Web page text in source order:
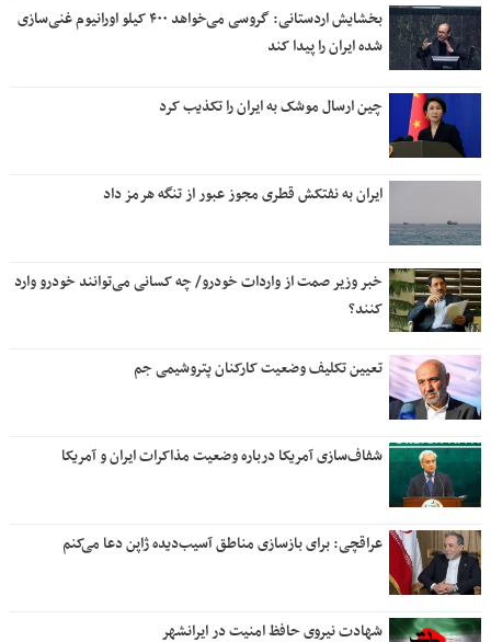
بخشایش اردستانی: گروسی می‌خواهد ۴۰۰ کیلو اورانیوم غنی‌سازی
شده ایران را پیدا کند
چین ارسال موشک به ایران را تکذیب کرد
ایران به نفتکش قطری مجوز عبور از تنگه هرمز داد
خبر وزیر صمت از واردات خودرو/ چه کسانی می‌توانند خودرو وارد
کنند؟
تعیین تکلیف وضعیت کارکنان پتروشیمی جم
شفاف‌سازی آمریکا درباره وضعیت مذاکرات ایران و آمریکا
عراقچی: برای بازسازی مناطق آسیب‌دیده ژاپن دعا می‌کنم
شهادت نیروی حافظ امنیت در ایرانشهر